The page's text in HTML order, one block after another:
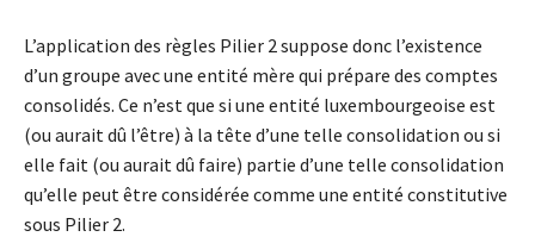
L’application des règles Pilier 2 suppose donc l’existence
d’un groupe avec une entité mère qui prépare des comptes
consolidés. Ce n’est que si une entité luxembourgeoise est
(ou aurait dû l’être) à la tête d’une telle consolidation ou si
elle fait (ou aurait dû faire) partie d’une telle consolidation
qu’elle peut être considérée comme une entité constitutive
sous Pilier 2.